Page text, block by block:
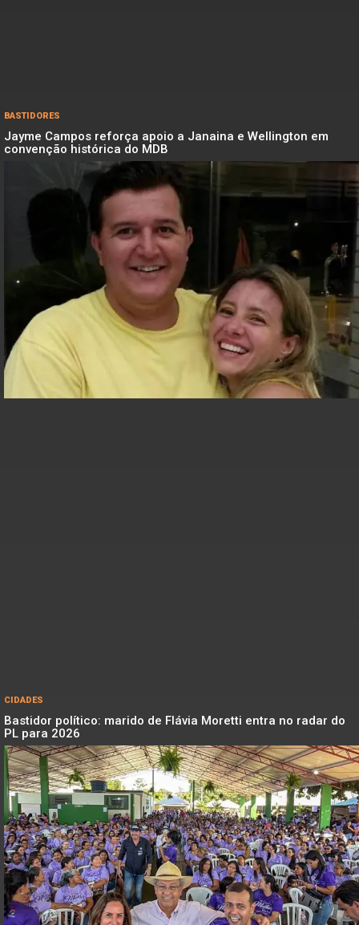
BASTIDORES
Jayme Campos reforça apoio a Janaina e Wellington em
convenção histórica do MDB
CIDADES
Bastidor político: marido de Flávia Moretti entra no radar do
PL para 2026